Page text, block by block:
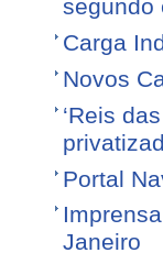
segundo
Carga
Novos
‘Reis
Portal
Janeiro